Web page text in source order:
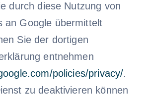
durch diese Nutzung von
an Google übermittelt
Sie der dortigen
entnehmen
policies/privacy/.
zu deaktivieren können